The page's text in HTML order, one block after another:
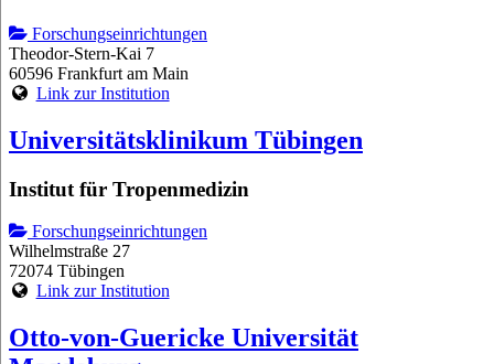
Forschungseinrichtungen
Theodor-Stern-Kai 7
60596 Frankfurt am Main
Link zur Institution
Universitätsklinikum Tübingen
Institut für Tropenmedizin
Forschungseinrichtungen
Wilhelmstraße 27
72074 Tübingen
Link zur Institution
Otto-von-Guericke Universität